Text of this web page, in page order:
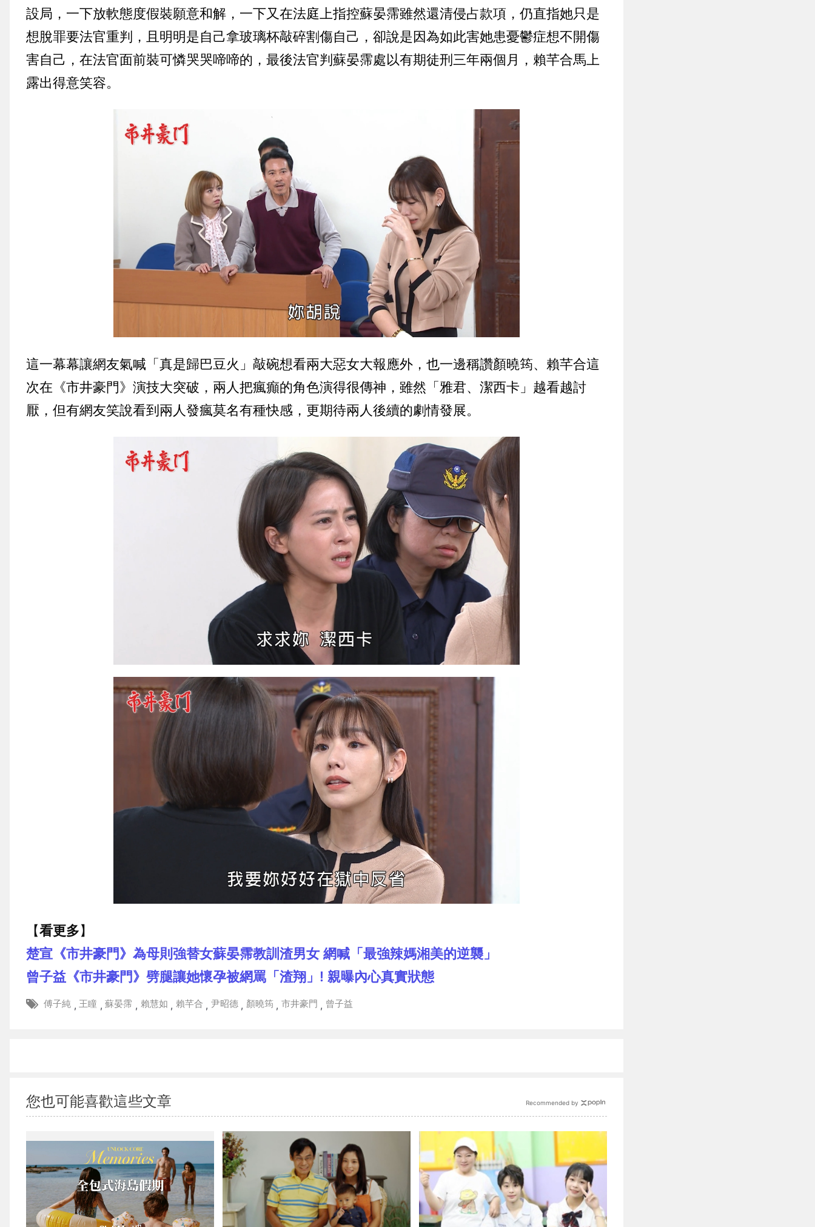
設局，一下放軟態度假裝願意和解，一下又在法庭上指控蘇晏霈雖然還清侵占款項，仍直指她只是
想脫罪要法官重判，且明明是自己拿玻璃杯敲碎割傷自己，卻說是因為如此害她患憂鬱症想不開傷
害自己，在法官面前裝可憐哭哭啼啼的，最後法官判蘇晏霈處以有期徒刑三年兩個月，賴芊合馬上
露出得意笑容。
這一幕幕讓網友氣喊「真是歸巴豆火」敲碗想看兩大惡女大報應外，也一邊稱讚顏曉筠、賴芊合這
次在《市井豪門》演技大突破，兩人把瘋癲的角色演得很傳神，雖然「雅君、潔西卡」越看越討
厭，但有網友笑說看到兩人發瘋莫名有種快感，更期待兩人後續的劇情發展。
【看更多】
楚宣《市井豪門》為母則強替女蘇晏霈教訓渣男女 網喊「最強辣媽湘美的逆襲」
曾子益《市井豪門》劈腿讓她懷孕被網罵「渣翔」! 親曝內心真實狀態
傅子純 , 王瞳 , 蘇晏霈 , 賴慧如 , 賴芊合 , 尹昭德 , 顏曉筠 , 市井豪門 , 曾子益
您也可能喜歡這些文章 Recommended by